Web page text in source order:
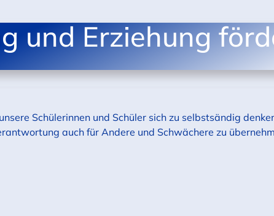
und Erziehung
Schülerinnen und Schüler sich zu selbstsändig
auch für Andere und Schwächere zu